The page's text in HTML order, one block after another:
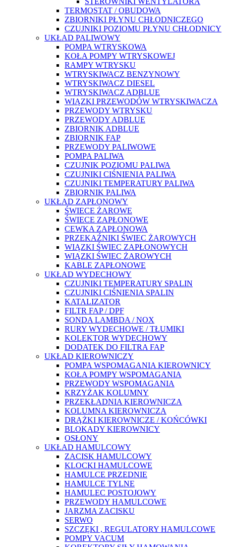
TERMOSTAT / OBUDOWA
ZBIORNIKI PŁYNU CHŁODNICZEGO
CZUJNIKI POZIOMU PŁYNU CHŁODNICY
UKŁAD PALIWOWY
POMPA WTRYSKOWA
KOŁA POMPY WTRYSKOWEJ
RAMPY WTRYSKU
WTRYSKIWACZ BENZYNOWY
WTRYSKIWACZ DIESEL
WTRYSKIWACZ ADBLUE
WIĄZKI PRZEWODÓW WTRYSKIWACZA
PRZEWODY WTRYSKU
PRZEWODY ADBLUE
ZBIORNIK ADBLUE
ZBIORNIK FAP
PRZEWODY PALIWOWE
POMPA PALIWA
CZUJNIK POZIOMU PALIWA
CZUJNIKI CIŚNIENIA PALIWA
CZUJNIKI TEMPERATURY PALIWA
ZBIORNIK PALIWA
UKŁAD ZAPŁONOWY
ŚWIECE ŻAROWE
ŚWIECE ZAPŁONOWE
CEWKA ZAPŁONOWA
PRZEKAŹNIKI ŚWIEC ŻAROWYCH
WIĄZKI ŚWIEC ZAPŁONOWYCH
WIĄZKI ŚWIEC ŻAROWYCH
KABLE ZAPŁONOWE
UKŁAD WYDECHOWY
CZUJNIKI TEMPERATURY SPALIN
CZUJNIKI CIŚNIENIA SPALIN
KATALIZATOR
FILTR FAP / DPF
SONDA LAMBDA / NOX
RURY WYDECHOWE / TŁUMIKI
KOLEKTOR WYDECHOWY
DODATEK DO FILTRA FAP
UKŁAD KIEROWNICZY
POMPA WSPOMAGANIA KIEROWNICY
KOŁA POMPY WSPOMAGANIA
PRZEWODY WSPOMAGANIA
KRZYŻAK KOLUMNY
PRZEKŁADNIA KIEROWNICZA
KOLUMNA KIEROWNICZA
DRĄŻKI KIEROWNICZE / KOŃCÓWKI
BLOKADY KIEROWNICY
OSŁONY
UKŁAD HAMULCOWY
ZACISK HAMULCOWY
KLOCKI HAMULCOWE
HAMULCE PRZEDNIE
HAMULCE TYLNE
HAMULEC POSTOJOWY
PRZEWODY HAMULCOWE
JARZMA ZACISKU
SERWO
SZCZĘKI , REGULATORY HAMULCOWE
POMPY VACUM